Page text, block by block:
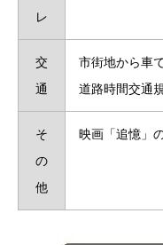
レ
交
通
市街地から車
道路時間交通
そ
の
他
映画「追憶」